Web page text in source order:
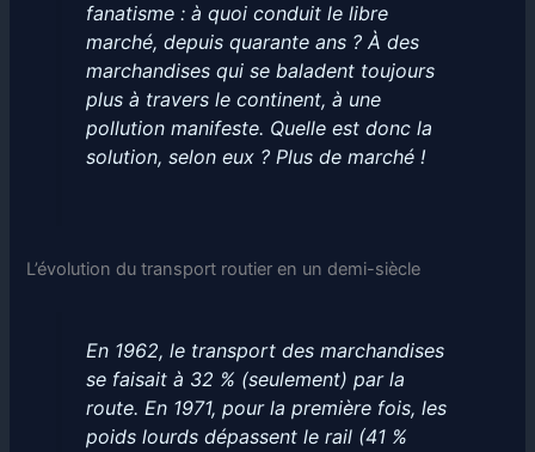
fanatisme : à quoi conduit le libre
marché, depuis quarante ans ? À des
marchandises qui se baladent toujours
plus à travers le continent, à une
pollution manifeste. Quelle est donc la
solution, selon eux ? Plus de marché !
L’évolution du transport routier en un demi-siècle
En 1962, le transport des marchandises
se faisait à 32 % (seulement) par la
route. En 1971, pour la première fois, les
poids lourds dépassent le rail (41 %